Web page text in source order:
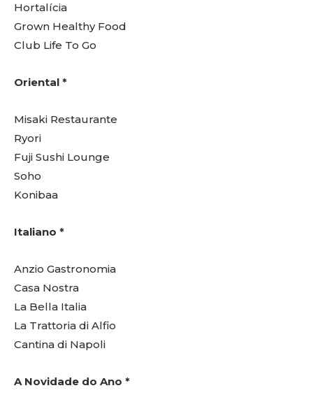
Hortalícia
Grown Healthy Food
Club Life To Go
Oriental *
Misaki Restaurante
Ryori
Fuji Sushi Lounge
Soho
Konibaa
Italiano *
Anzio Gastronomia
Casa Nostra
La Bella Italia
La Trattoria di Alfio
Cantina di Napoli
A Novidade do Ano *